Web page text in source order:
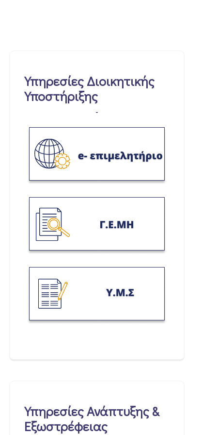
Υπηρεσίες Διοικητικής
Υποστήριξης
-
Υπηρεσίες Ανάπτυξης &
Εξωστρέφειας